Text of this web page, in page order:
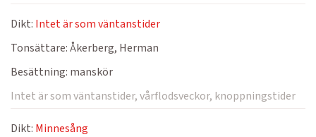
Dikt: Intet är som väntanstider
Tonsättare:Åkerberg, Herman
Besättning: manskör
Intet är som väntanstider, vårflodsveckor, knoppningstider
Dikt: Minnesång